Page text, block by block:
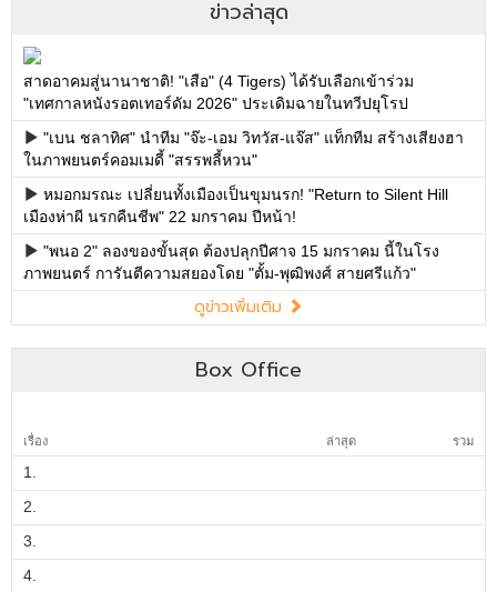
ข่าวล่าสุด
สาดอาคมสู่นานาชาติ! "เสือ" (4 Tigers) ได้รับเลือกเข้าร่วม
"เทศกาลหนังรอตเทอร์ดัม 2026" ประเดิมฉายในทวีปยุโรป
"เบน ชลาทิศ" นำทีม "จ๊ะ-เอม วิทวัส-แจ๊ส" แท็กทีม สร้างเสียงฮา
ในภาพยนตร์คอมเมดี้ "สรรพลี้หวน"
หมอกมรณะ เปลี่ยนทั้งเมืองเป็นขุมนรก! "Return to Silent Hill
เมืองห่าผี นรกคืนชีพ" 22 มกราคม ปีหน้า!
"พนอ 2" ลองของขั้นสุด ต้องปลุกปีศาจ 15 มกราคม นี้ในโรง
ภาพยนตร์ การันตีความสยองโดย "ตั้ม-พุฒิพงศ์ สายศรีแก้ว"
ดูข่าวเพิ่มเติม
Box Office
เรื่อง ล่าสุด รวม
1.
2.
3.
4.